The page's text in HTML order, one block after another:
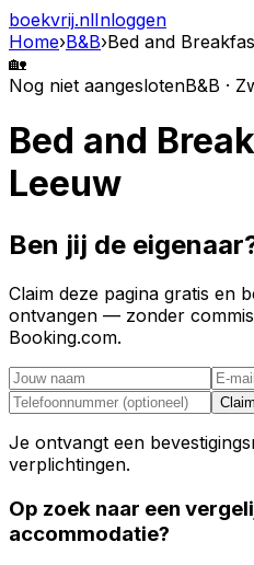
boekvrij.nlInloggen
Home›B&B›Bed and
🏡
Nog niet aangeslotenB&B ·
Bed and
Leeuw
Ben jij de
Claim deze pagina gratis en
ontvangen — zonder
Booking.com.
Je ontvangt een
verplichtingen.
Op zoek naar een
accommodatie?